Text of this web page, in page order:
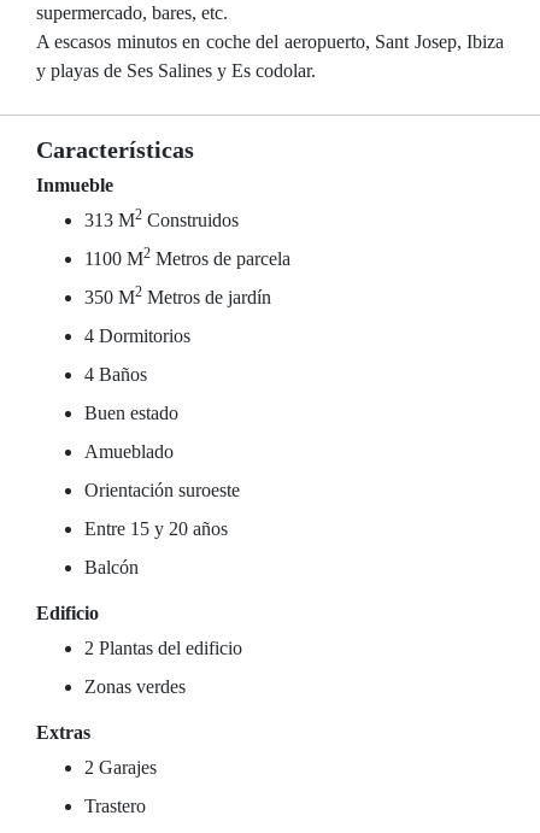
supermercado, bares, etc.
A escasos minutos en coche del aeropuerto, Sant Josep, Ibiza
y playas de Ses Salines y Es codolar.
Características
Inmueble
313 M2 Construidos
1100 M2 Metros de parcela
350 M2 Metros de jardín
4 Dormitorios
4 Baños
Buen estado
Amueblado
Orientación suroeste
Entre 15 y 20 años
Balcón
Edificio
2 Plantas del edificio
Zonas verdes
Extras
2 Garajes
Trastero